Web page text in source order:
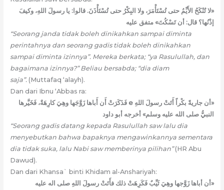
«لا تُنْكَحُ الأَيِّمُ حتى تُسْتَأْمَرَ، ولا البِكْرُ حتى تُسْتَأْذَنَ. قالوا: يا رسولَ اللهِ، وكيفَ
إذْنُها؟ قال: أن تَسْكُتَ» متفق عليه
“Seorang janda tidak boleh dinikahkan sampai diminta
perintahnya dan seorang gadis tidak boleh dinikahkan
sampai diminta izinnya”. Mereka berkata; “ya Rasulullah, dan
bagaimana izinnya?” Beliau bersabda; “dia diam
saja”. (Muttafaq ‘alayh).
Dan dari Ibnu ‘Abbas ra:
«أن جاريةً بكْراً أَتَتْ رسولَ اللهِ e فَذَكَرَتْ أَن أَباها زَوَّجَها وهِيَ كارِهَةٌ، فَخَيَّرها
النبيُّ صلى الله عليه وسلم» أخرجه أبو داود
“Seorang gadis datang kepada Rasulullah saw lalu dia
menyebutkan bahwa bapaknya mengawinkannya sementara
dia tidak suka, lalu Nabi saw memberinya pilihan”(HR Abu
Dawud).
Dan dari Khansa` binti Khidam al-Anshariyah:
«أن أباها زَوَّجها وهِيَ ثَيِّبٌ فَكَرِهَتْ ذلك فأَتَتْ رسولَ اللهِ صلى اله عليه